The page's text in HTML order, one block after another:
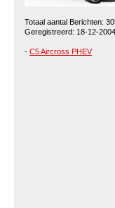
Totaal aantal Berichten:
Geregistreerd: 18-12-2004
- C5 Aircross PHEV